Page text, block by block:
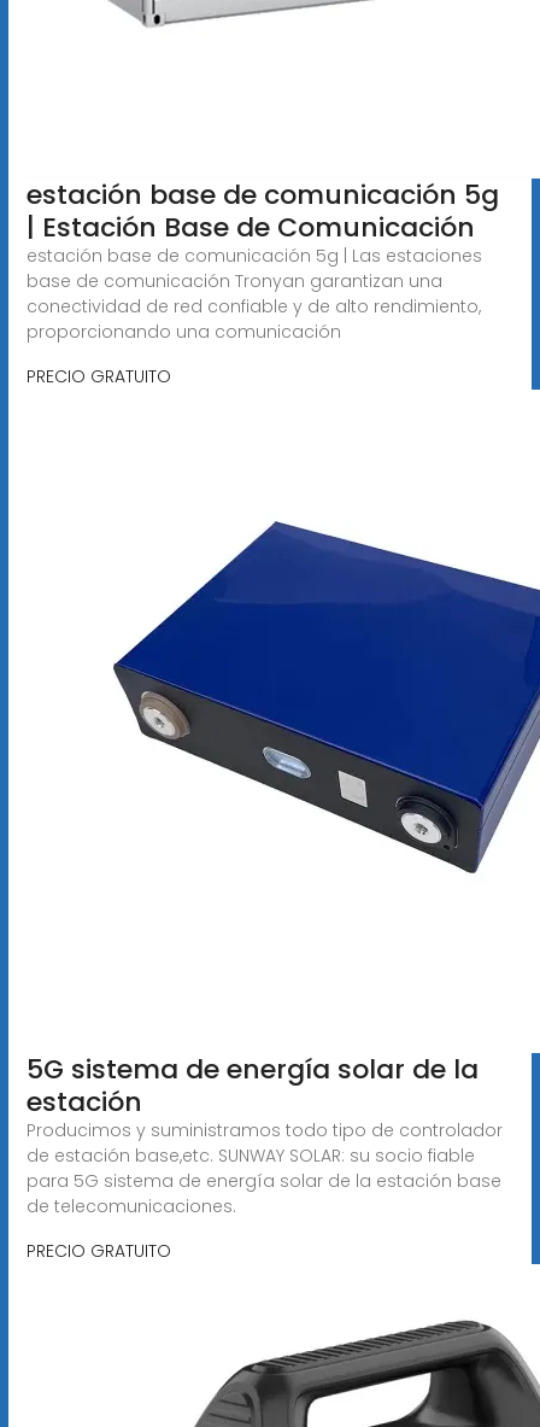
estación base de comunicación 5g
| Estación Base de Comunicación
estación base de comunicación 5g | Las estaciones
base de comunicación Tronyan garantizan una
conectividad de red confiable y de alto rendimiento,
proporcionando una comunicación
PRECIO GRATUITO
5G sistema de energía solar de la
estación
Producimos y suministramos todo tipo de controlador
de estación base,etc. SUNWAY SOLAR: su socio fiable
para 5G sistema de energía solar de la estación base
de telecomunicaciones.
PRECIO GRATUITO